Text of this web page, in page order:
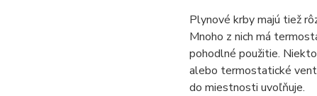
Plynové krby majú tiež
Mnoho z nich má
pohodlné použitie.
alebo termostatické
do miestnosti uvoľňuje.